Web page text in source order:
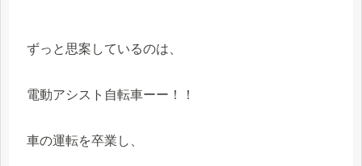
ずっと思案しているのは、
電動アシスト自転車ーー！！
車の運転を卒業し、